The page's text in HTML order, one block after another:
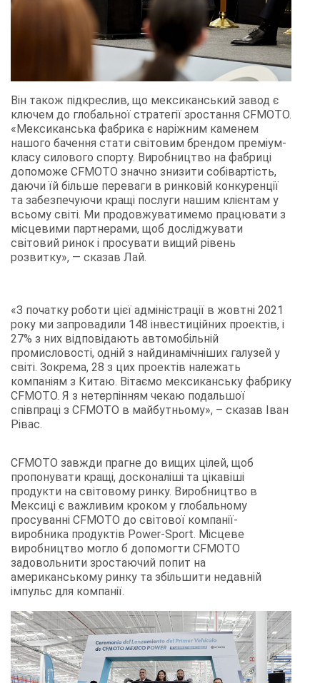
Він також підкреслив, що мексиканський завод є
ключем до глобальної стратегії зростання CFMOTO.
«Мексиканська фабрика є наріжним каменем
нашого бачення стати світовим брендом преміум-
класу силового спорту. Виробництво на фабриці
допоможе CFMOTO значно знизити собівартість,
даючи їй більше переваги в ринковій конкуренції
та забезпечуючи кращі послуги нашим клієнтам у
всьому світі. Ми продовжуватимемо працювати з
місцевими партнерами, щоб досліджувати
світовий ринок і просувати вищий рівень
розвитку», — сказав Лай.
«З початку роботи цієї адміністрації в жовтні 2021
року ми запровадили 148 інвестиційних проектів, і
27% з них відповідають автомобільній
промисловості, одній з найдинамічніших галузей у
світі. Зокрема, 28 з цих проектів належать
компаніям з Китаю. Вітаємо мексиканську фабрику
CFMOTO. Я з нетерпінням чекаю подальшої
співпраці з CFMOTO в майбутньому», – сказав Іван
Рівас.
CFMOTO завжди прагне до вищих цілей, щоб
пропонувати кращі, досконаліші та цікавіші
продукти на світовому ринку. Виробництво в
Мексиці є важливим кроком у глобальному
просуванні CFMOTO до світової компанії-
виробника продуктів Power-Sport. Місцеве
виробництво могло б допомогти CFMOTO
задовольнити зростаючий попит на
американському ринку та збільшити недавній
імпульс для компанії.